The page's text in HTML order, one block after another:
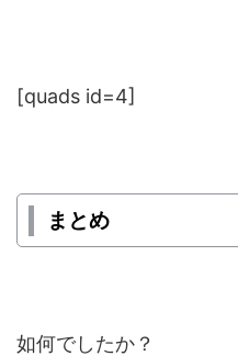
[quads id=4]
まとめ
如何でしたか？